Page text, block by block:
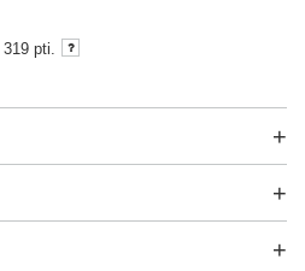
319 pti.